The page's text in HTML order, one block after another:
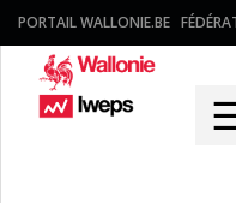
PORTAIL WALLONIE.BE